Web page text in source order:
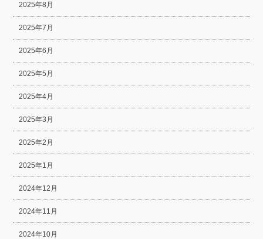
2025年8月
2025年7月
2025年6月
2025年5月
2025年4月
2025年3月
2025年2月
2025年1月
2024年12月
2024年11月
2024年10月